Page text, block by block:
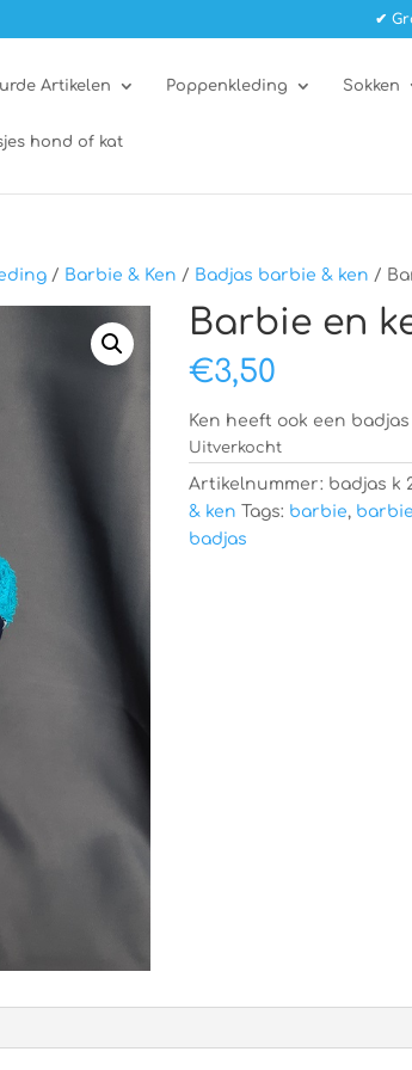
✔
Artikelen Poppenkleding Sokken
hond of kat
/ Barbie & Ken / Badjas barbie & ken /
Barbie en
€3,50
Ken heeft ook een badjas
Uitverkocht
Artikelnummer: badjas k
& ken Tags: barbie,
badjas